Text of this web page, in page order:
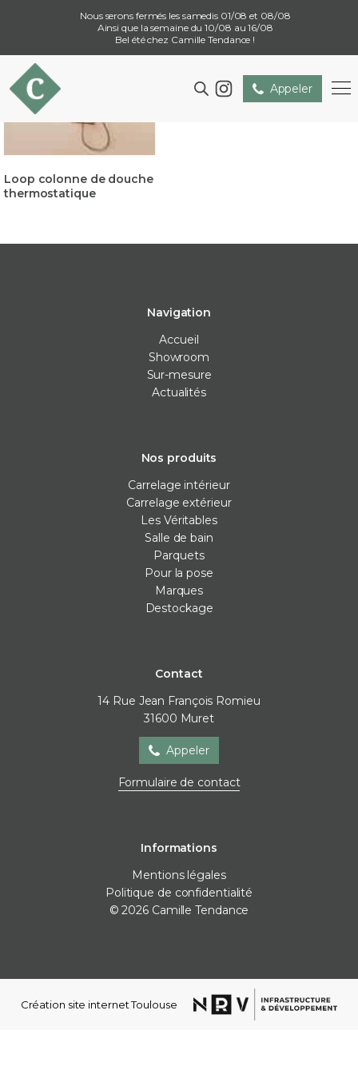
Nous serons fermés les samedis 01/08 et 08/08
Ainsi que la semaine du 10/08 au 16/08
Bel été chez Camille Tendance !
Appeler
Loop colonne de douche
thermostatique
Navigation
Accueil
Showroom
Sur-mesure
Actualités
Nos produits
Carrelage intérieur
Carrelage extérieur
Les Véritables
Salle de bain
Parquets
Pour la pose
Marques
Destockage
Contact
14 Rue Jean François Romieu
31600 Muret
Appeler
Formulaire de contact
Informations
Mentions légales
Politique de confidentialité
© 2026 Camille Tendance
Création site internet Toulouse